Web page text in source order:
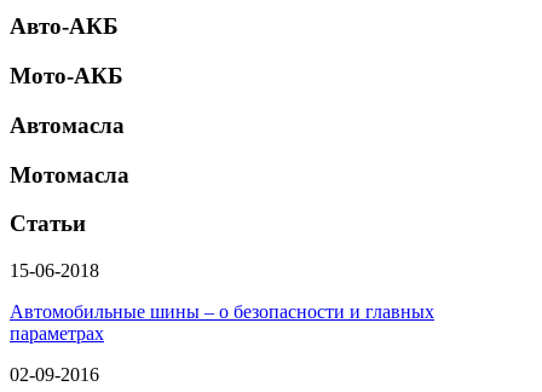
Авто-АКБ
Мото-АКБ
Автомасла
Мотомасла
Статьи
15-06-2018
Автомобильные шины – о безопасности и главных
параметрах
02-09-2016